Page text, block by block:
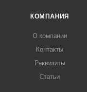
КОМПАНИЯ
О компании
Контакты
Реквизиты
Статьи